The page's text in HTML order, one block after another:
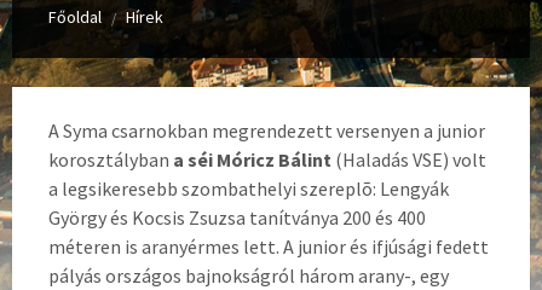
Főoldal / Hírek
A Syma csarnokban megrendezett versenyen a junior
korosztályban a séi Móricz Bálint (Haladás VSE) volt
a legsikeresebb szombathelyi szereplõ: Lengyák
György és Kocsis Zsuzsa tanítványa 200 és 400
méteren is aranyérmes lett. A junior és ifjúsági fedett
pályás országos bajnokságról három arany-, egy